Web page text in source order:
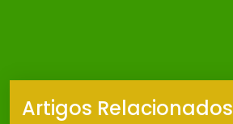
Artigos Relacionados